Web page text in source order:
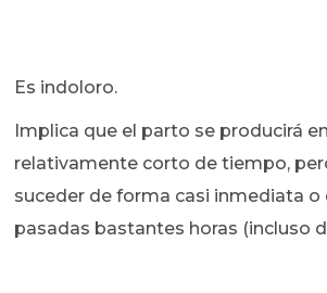
Es indoloro.
Implica que el parto se producirá
relativamente corto de tiempo,
suceder de forma casi inmediata o
pasadas bastantes horas (incluso